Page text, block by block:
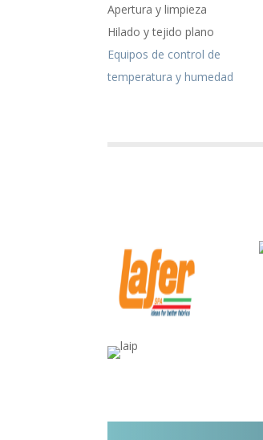
Apertura y limpieza
Hilado y tejido plano
Equipos de control de
temperatura y humedad